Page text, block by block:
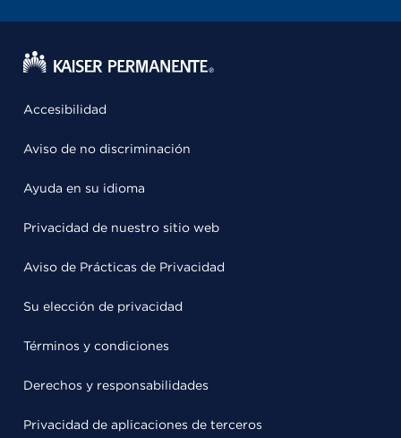
Accesibilidad
Aviso de no discriminación
Ayuda en su idioma
Privacidad de nuestro sitio web
Aviso de Prácticas de Privacidad
Su elección de privacidad
Términos y condiciones
Derechos y responsabilidades
Privacidad de aplicaciones de terceros